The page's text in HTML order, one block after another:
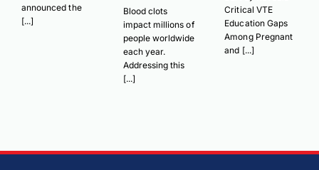
announced the
[...]
Blood clots
impact millions of
people worldwide
each year.
Addressing this
[...]
Critical VTE
Education Gaps
Among Pregnant
and [...]